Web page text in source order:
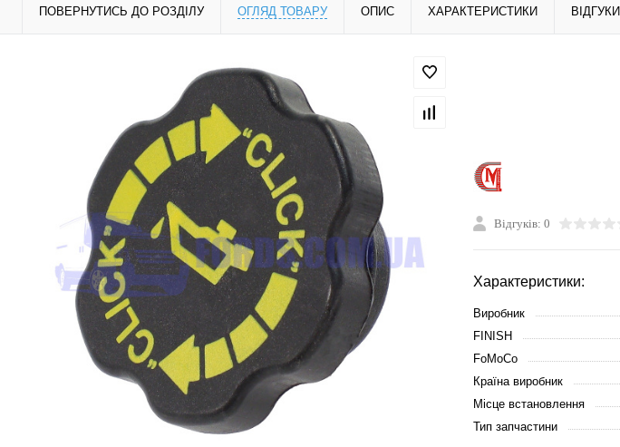
ПОВЕРНУТИСЬ ДО РОЗДІЛУ ОГЛЯД ТОВАРУ ОПИС ХАРАКТЕРИСТИКИ ВІДГУКИ
Відгуків: 0
Характеристики:
Виробник
FINISH
FoMoCo
Країна виробник
Місце встановлення
Тип запчастини